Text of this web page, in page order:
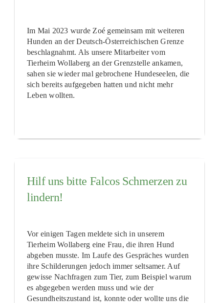
Im Mai 2023 wurde Zoé gemeinsam mit weiteren
Hunden an der Deutsch-Österreichischen Grenze
beschlagnahmt. Als unsere Mitarbeiter vom
Tierheim Wollaberg an der Grenzstelle ankamen,
sahen sie wieder mal gebrochene Hundeseelen, die
sich bereits aufgegeben hatten und nicht mehr
Leben wollten.
Hilf uns bitte Falcos Schmerzen zu
lindern!
Vor einigen Tagen meldete sich in unserem
Tierheim Wollaberg eine Frau, die ihren Hund
abgeben musste. Im Laufe des Gespräches wurden
ihre Schilderungen jedoch immer seltsamer. Auf
gewisse Nachfragen zum Tier, zum Beispiel warum
es abgegeben werden muss und wie der
Gesundheitszustand ist, konnte oder wollte uns die